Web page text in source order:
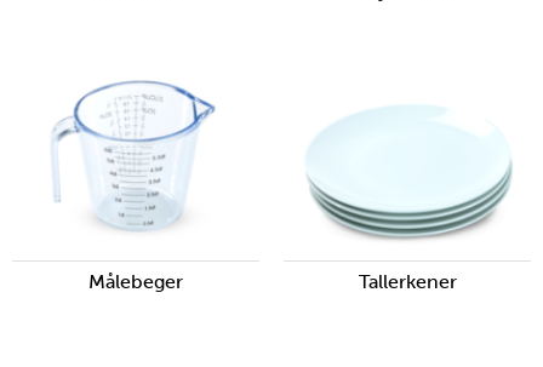
Målebeger Tallerkener